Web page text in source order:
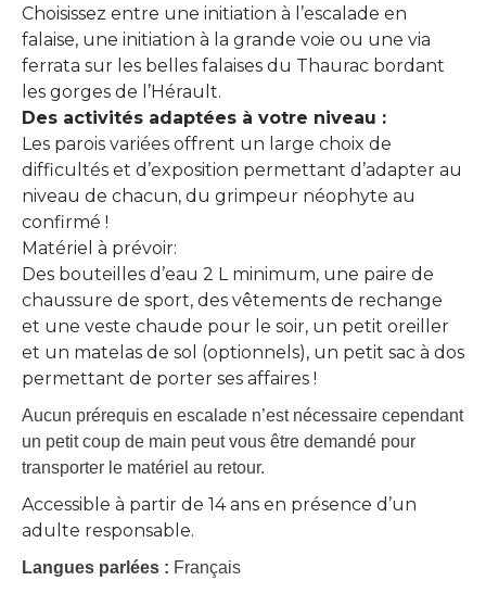
Choisissez entre une initiation à l’escalade en
falaise, une initiation à la grande voie ou une via
ferrata sur les belles falaises du Thaurac bordant
les gorges de l’Hérault.
Des activités adaptées à votre niveau :
Les parois variées offrent un large choix de
difficultés et d’exposition permettant d’adapter au
niveau de chacun, du grimpeur néophyte au
confirmé !
Matériel à prévoir:
Des bouteilles d’eau 2 L minimum, une paire de
chaussure de sport, des vêtements de rechange
et une veste chaude pour le soir, un petit oreiller
et un matelas de sol (optionnels), un petit sac à dos
permettant de porter ses affaires !
Aucun prérequis en escalade n’est nécessaire cependant
un petit coup de main peut vous être demandé pour
transporter le matériel au retour.
Accessible à partir de 14 ans en présence d’un
adulte responsable.
Langues parlées : Français